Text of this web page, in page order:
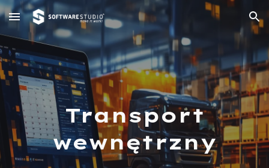
Skip to main content Skip to navigation
Transport
wewnętrzny